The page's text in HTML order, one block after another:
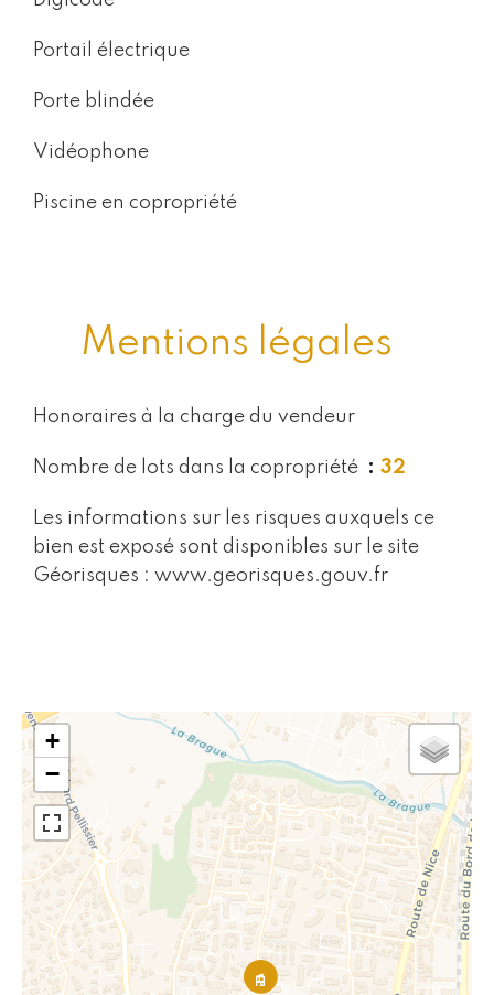
Portail électrique
Porte blindée
Vidéophone
Piscine en copropriété
Mentions légales
Honoraires à la charge du vendeur
Nombre de lots dans la copropriété 32
Les informations sur les risques auxquels ce
bien est exposé sont disponibles sur le site
Géorisques : www.georisques.gouv.fr
+
−